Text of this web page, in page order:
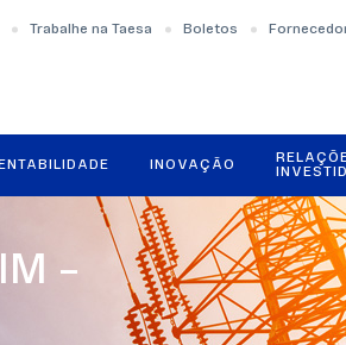
Trabalhe na Taesa Boletos
INOVAÇÃO
–